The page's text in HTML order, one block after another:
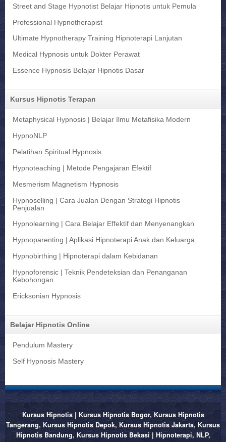
Street and Stage Hypnotist Belajar Hipnotis untuk Pemula
Professional Hypnotherapist
Ultimate Hypnotherapy Training Hipnoterapi Lanjutan
Medical Hypnosis untuk Dokter Perawat
Essence Hypnosis Belajar Hipnotis Dasar
Kursus Hipnotis Terapan
Metaphysical Hypnosis | Belajar Ilmu Metafisika Modern
HypnoNLP
Pelatihan Spiritual Hypnosis
Hypnoteaching | Metode Pengajaran Efektif
Mesmerism Magnetism Hypnosis
Hypnoselling | Cara Jualan Dengan Strategi Hipnotis
Penjualan
Hypnolearning | Cara Belajar Effektif dan Menyenangkan
Hypnoparenting | Aplikasi Hipnoterapi Anak dan Keluarga
Hypnobirthing | Hipnoterapi dalam Kebidanan
Hypnoforensic | Teknik Pendeteksian dan Penanganan
Kebohongan
Ericksonian Hypnosis
Belajar Hipnotis Online
Pendulum Mastery
Self Hypnosis Mastery
Kursus Hipnotis | Kursus Hipnotis Bogor, Kursus Hipnotis
Tangerang, Kursus Hipnotis Depok, Kursus Hipnotis Jakarta, Kursus
Hipnotis Bandung, Kursus Hipnotis Bekasi | Hipnoterapi, NLP,